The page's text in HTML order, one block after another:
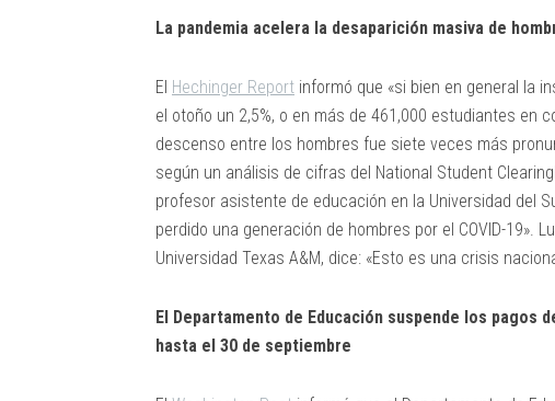
La pandemia acelera la desaparición masiva de
El Hechinger Report informó que «si bien en general la
el otoño un 2,5%, o en más de 461,000 estudiantes en
descenso entre los hombres fue siete veces más
según un análisis de cifras del National Student
profesor asistente de educación en la Universidad del
perdido una generación de hombres por el COVID-19».
Universidad Texas A&M, dice: «Esto es una crisis
El Departamento de Educación suspende los pagos
hasta el 30 de septiembre